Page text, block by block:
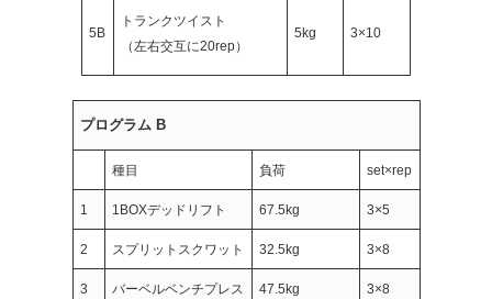
5B
トランクツイスト
（左右交互に20rep）
5kg 3×10
プログラム B
種目 負荷 set×rep
1 1BOXデッドリフト 67.5kg 3×5
2 スプリットスクワット 32.5kg 3×8
3 バーベルベンチプレス 47.5kg 3×8